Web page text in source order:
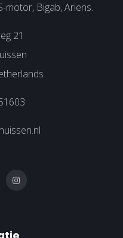
motor, Bigab, Ariens.
21